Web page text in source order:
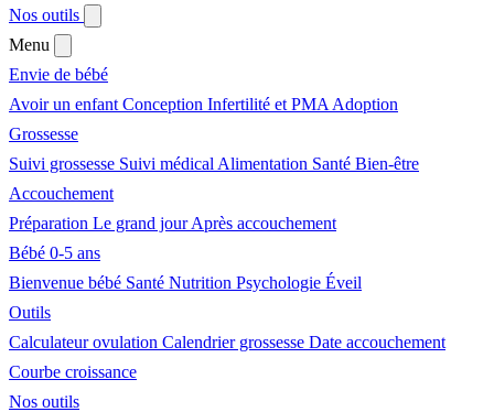
Nos outils
Menu
Envie de bébé
Avoir un enfant Conception Infertilité et PMA Adoption
Grossesse
Suivi grossesse Suivi médical Alimentation Santé Bien-être
Accouchement
Préparation Le grand jourAprès accouchement
Bébé 0-5 ans
Bienvenue bébé Santé Nutrition Psychologie Éveil
Outils
Calculateur ovulation Calendrier grossesse Date accouchement
Courbe croissance
Nos outils